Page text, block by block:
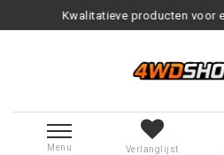
Kwalitatieve producten voor een
Menu Verlanglijst